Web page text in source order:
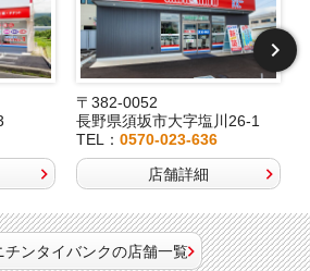
〒382-0052
長野県須坂市大字塩川26-1
TEL：0570-023-636
店舗詳細
チンタイバンクの店舗一覧